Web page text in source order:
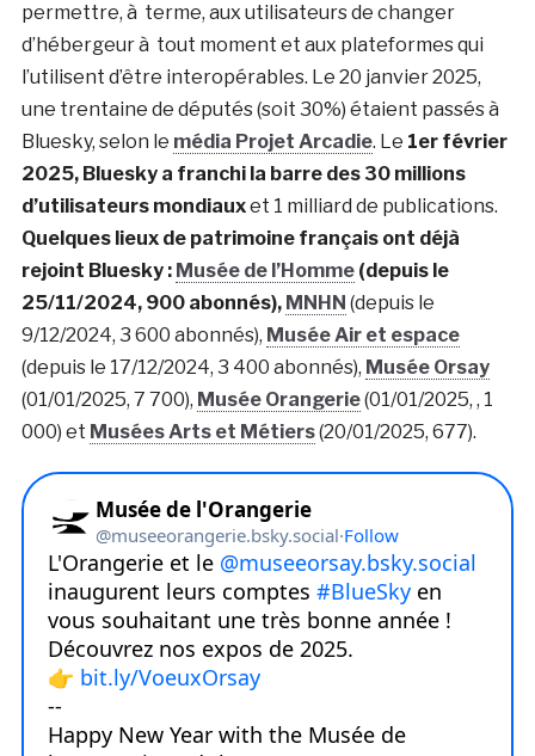
permettre, à terme, aux utilisateurs de changer
d’hébergeur à tout moment et aux plateformes qui
l’utilisent d’être interopérables. Le 20 janvier 2025,
une trentaine de députés (soit 30%) étaient passés à
Bluesky, selon le média Projet Arcadie. Le 1er février
2025, Bluesky a franchi la barre des 30 millions
d’utilisateurs mondiauxet 1 milliard de publications.
Quelques lieux de patrimoine français ont déjà
rejoint Bluesky : Musée de l’Homme(depuis le
25/11/2024, 900 abonnés), MNHN (depuis le
9/12/2024, 3 600 abonnés), Musée Air et espace
(depuis le 17/12/2024, 3 400 abonnés), Musée Orsay
(01/01/2025, 7 700), Musée Orangerie(01/01/2025, , 1
000) et Musées Arts et Métiers(20/01/2025, 677).